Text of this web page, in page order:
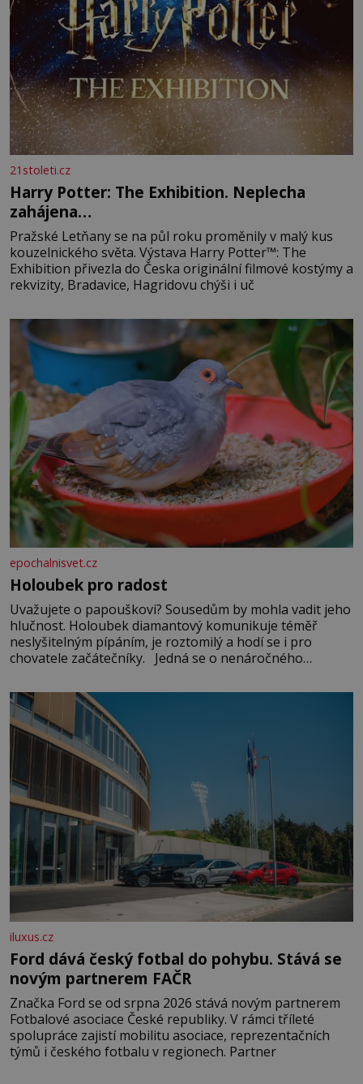
21stoleti.cz
Harry Potter: The Exhibition. Neplecha
zahájena…
Pražské Letňany se na půl roku proměnily v malý kus
kouzelnického světa. Výstava Harry Potter™: The
Exhibition přivezla do Česka originální filmové kostýmy a
rekvizity, Bradavice, Hagridovu chýši i uč
epochalnisvet.cz
Holoubek pro radost
Uvažujete o papouškovi? Sousedům by mohla vadit jeho
hlučnost. Holoubek diamantový komunikuje téměř
neslyšitelným pípáním, je roztomilý a hodí se i pro
chovatele začátečníky. Jedná se o nenáročného
času tráví na zemi, kde sbírá zbytky semínek Jeho
domovinou je prakticky celá Austrálie s výjimkou
pobřežní oblasti.
iluxus.cz
Ford dává český fotbal do pohybu. Stává se
novým partnerem FAČR
Značka Ford se od srpna 2026 stává novým partnerem
Fotbalové asociace České republiky. V rámci tříleté
spolupráce zajistí mobilitu asociace, reprezentačních
týmů i českého fotbalu v regionech. Partner